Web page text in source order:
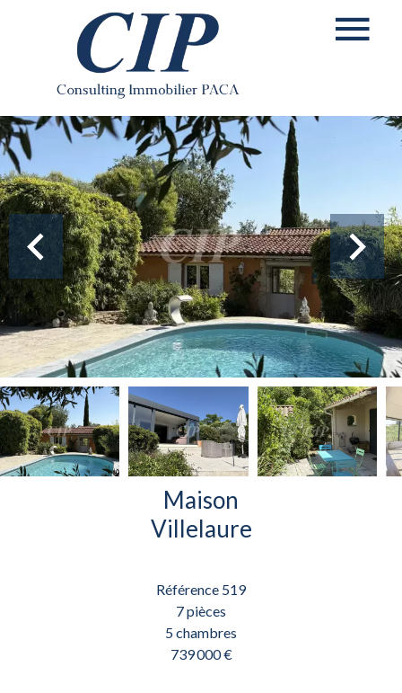
Maison
Villelaure
Référence 519
7 pièces
5 chambres
739 000 €